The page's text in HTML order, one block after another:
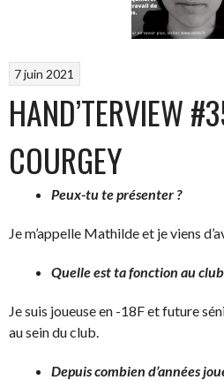
7 juin 2021
HAND’TERVIEW
COURGEY
Peux-tu te présenter ?
Je m’appelle Mathilde et je viens
Quelle est ta fonction au club
Je suis joueuse en -18F et future
au sein du club.
Depuis combien d’années